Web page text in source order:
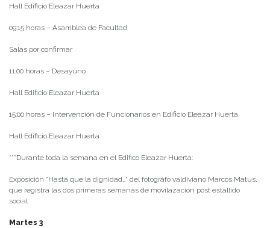
Hall Edificio Eleazar Huerta
09:15 horas – Asamblea de Facultad
Salas por confirmar
11:00 horas – Desayuno
Hall Edificio Eleazar Huerta
15:00 horas – Intervención de Funcionarios en Edificio Eleazar Huerta
Hall Edificio Eleazar Huerta
***Durante toda la semana en el Edifico Eleazar Huerta:
Exposición “Hasta que la dignidad…” del fotográfo valdiviano Marcos Matus,
que registra las dos primeras semanas de movilazación post estallido
social.
Martes 3